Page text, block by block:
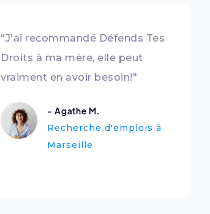
"J'ai recommandé Défends Tes
Droits à ma mère, elle peut
vraiment en avoir besoin!"
- Agathe M.
Recherche d'emplois à
Marseille